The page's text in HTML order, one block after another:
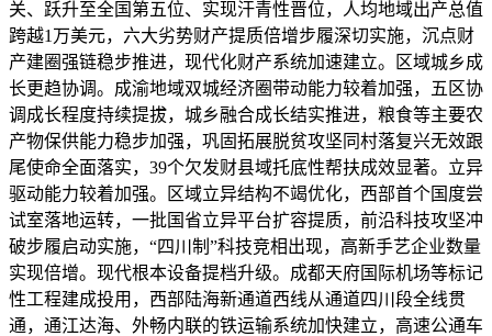
关、跃升至全国第五位、实现汗青性晋位，人均地域出产总值
跨越1万美元，六大劣势财产提质倍增步履深切实施，沉点财
产建圈强链稳步推进，现代化财产系统加速建立。区域城乡成
长更趋协调。成渝地域双城经济圈带动能力较着加强，五区协
调成长程度持续提拔，城乡融合成长结实推进，粮食等主要农
产物保供能力稳步加强，巩固拓展脱贫攻坚同村落复兴无效跟
尾使命全面落实，39个欠发财县域托底性帮扶成效显著。立异
驱动能力较着加强。区域立异结构不竭优化，西部首个国度尝
试室落地运转，一批国省立异平台扩容提质，前沿科技攻坚冲
破步履启动实施，“四川制”科技竞相出现，高新手艺企业数量
实现倍增。现代根本设备提档升级。成都天府国际机场等标记
性工程建成投用，西部陆海新通道西线从通道四川段全线贯
通，通江达海、外畅内联的铁运输系统加快建立，高速公通车